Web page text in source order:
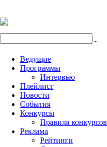
Ведущие
Программы
Интервью
Плейлист
Новости
События
Конкурсы
Правила конкурсов
Реклама
Рейтинги